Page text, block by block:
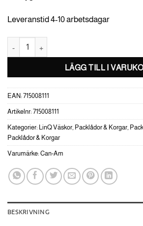
Leveranstid 4-10 arbetsdagar
LinQ Verktygslåda -19L Ski-Doo/Lynx/Sea-
LÄGG TILL I
EAN: 715008111
Artikelnr: 715008111
Kategorier: LinQ Väskor, Packlådor & Korgar,
Packlådor & Korgar
Varumärke: Can-Am
BESKRIVNING